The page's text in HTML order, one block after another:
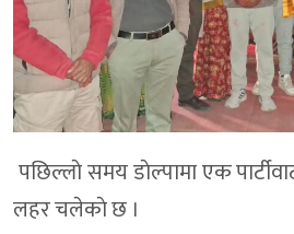
पछिल्लाे समय डाेल्पामा एक
लहर चलेकाे छ ।